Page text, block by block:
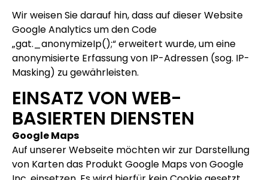
Wir weisen Sie darauf hin, dass auf dieser Website
Google Analytics um den Code
„gat._anonymizeIp();“ erweitert wurde, um eine
anonymisierte Erfassung von IP-Adressen (sog. IP-
Masking) zu gewährleisten.
EINSATZ VON WEB-
BASIERTEN DIENSTEN
Google Maps
Auf unserer Webseite möchten wir zur Darstellung
von Karten das Produkt Google Maps von Google